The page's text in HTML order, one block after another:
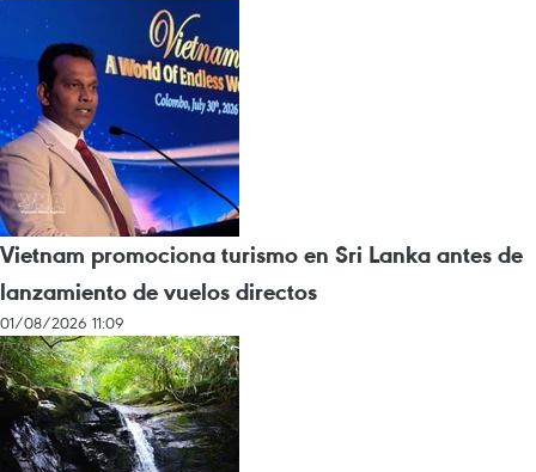
Vietnam promociona turismo en Sri Lanka antes de
lanzamiento de vuelos directos
01/08/2026 11:09